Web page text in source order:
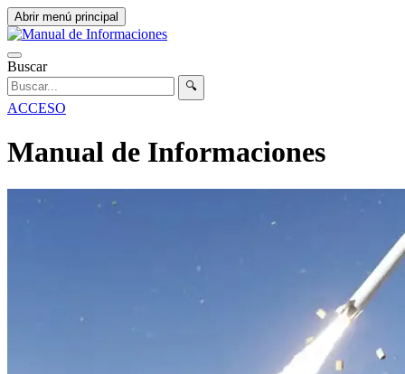
Abrir menú principal
Buscar
🔍
ACCESO
Manual de Informaciones